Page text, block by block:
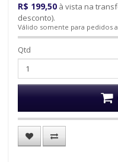
R$ 199,50 à vista na
desconto).
Válido somente para pedidos
Qtd